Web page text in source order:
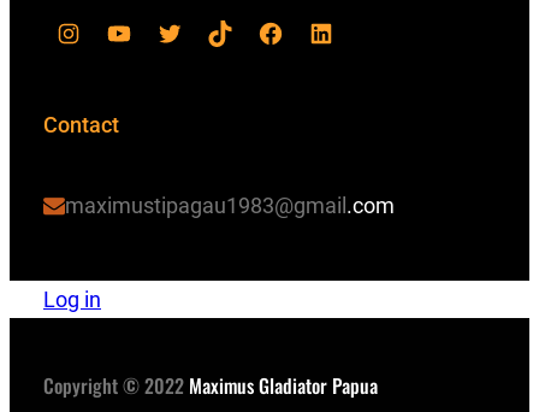
Contact
maximustipagau1983@gmail.com
Log in
Copyright © 2022 Maximus Gladiator Papua